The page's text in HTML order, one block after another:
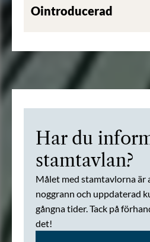
Ointroducerad
Har du
stamtavlan?
Målet med stamtavlorna är
noggrann och uppdaterad
gångna tider. Tack på
det!